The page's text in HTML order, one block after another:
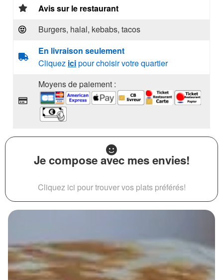
Avis sur le restaurant
Burgers, halal, kebabs, tacos
En livraison seulement
Cliquez icipour choisir votre quartier
Moyens de paiement :
Je compose avec mes envies!
Cliquez ici pour trouver vos plats préférés!